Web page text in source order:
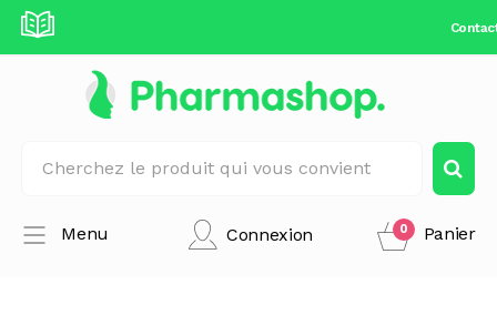
Connexion Panier
0
Menu